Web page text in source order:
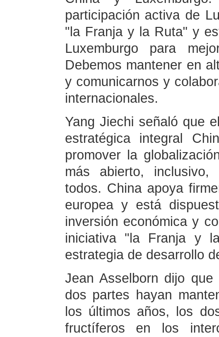
participación activa de
"la Franja y la Ruta" y
Luxemburgo para
Debemos mantener en
y comunicarnos y
internacionales.
Yang Jiechi señaló que
estratégica integral
promover la
más abierto, inclusivo,
todos. China apoya
europea y está
inversión económica y
iniciativa "la Franja y
estrategia de desarrollo
Jean Asselborn dijo
dos partes hayan
los últimos años, los
fructíferos en los